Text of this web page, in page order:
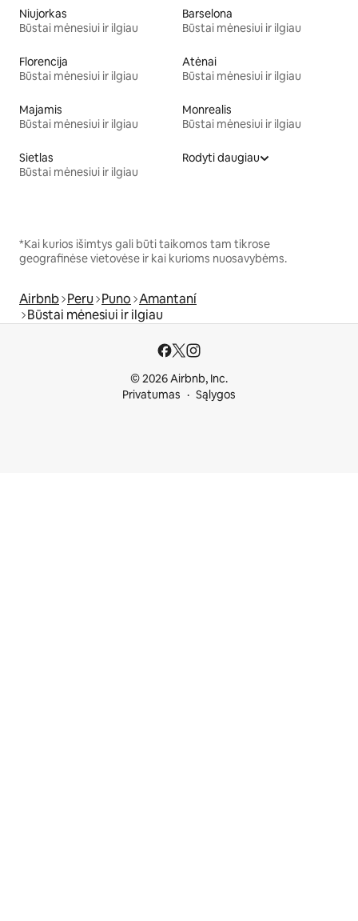
Niujorkas
Būstai mėnesiui ir ilgiau
Barselona
Būstai mėnesiui ir ilgiau
Florencija
Būstai mėnesiui ir ilgiau
Atėnai
Būstai mėnesiui ir ilgiau
Majamis
Būstai mėnesiui ir ilgiau
Monrealis
Būstai mėnesiui ir ilgiau
Sietlas
Būstai mėnesiui ir ilgiau
Rodyti daugiau
*Kai kurios išimtys gali būti taikomos tam tikrose
geografinėse vietovėse ir kai kurioms nuosavybėms.
Airbnb Peru Puno Amantaní
Būstai mėnesiui ir ilgiau
© 2026 Airbnb, Inc.
Privatumas
Sąlygos